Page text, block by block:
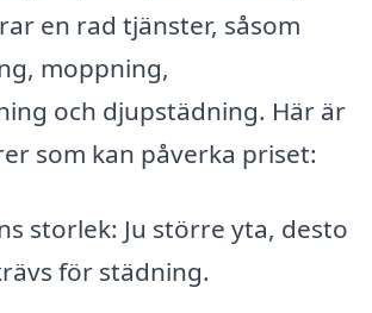
en rad tjänster, såsom
moppning,
och djupstädning. Här är
som kan påverka priset:
storlek: Ju större yta, desto
för städning.